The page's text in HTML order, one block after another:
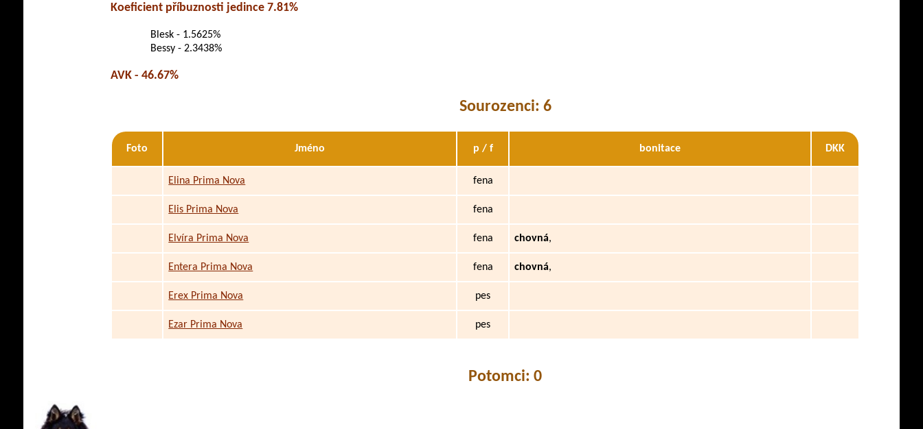
Koeficient příbuznosti jedince 7.81%
Blesk - 1.5625%
Bessy - 2.3438%
AVK - 46.67%
Sourozenci: 6
Foto Jméno p / f bonitace DKK
Elina Prima Nova fena
Elis Prima Nova fena
Elvíra Prima Nova fena chovná,
Entera Prima Nova fena chovná,
Erex Prima Nova pes
Ezar Prima Nova pes
Potomci: 0